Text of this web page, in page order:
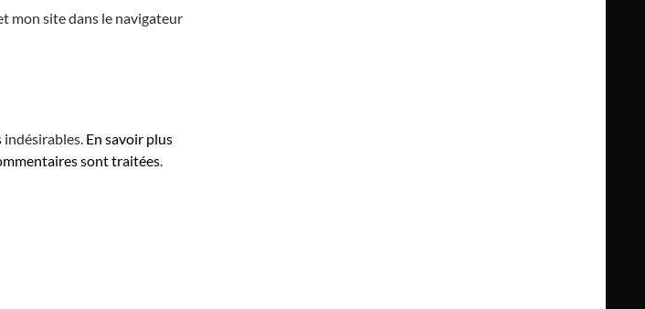
mon site dans le navigateur
En savoir plus
sont traitées.